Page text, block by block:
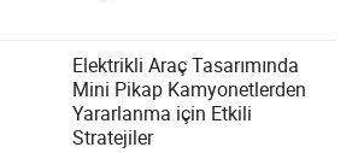
Elektrikli Araç Tasarımında
Mini Pikap Kamyonetlerden
Yararlanma için Etkili
Stratejiler